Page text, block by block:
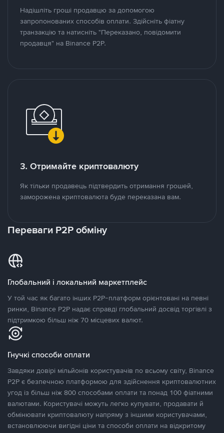
Надішліть гроші продавцю за допомогою
запропонованих способів оплати. Здійсніть фіатну
транзакцію та натисніть "Переказано, повідомити
продавця" на Binance P2P.
3. Отримайте криптовалюту
Як тільки продавець підтвердить отримання грошей,
заморожена криптовалюта буде переказана вам.
Переваги P2P обміну
Глобальний і локальний маркетплейс
У той час як багато інших P2P-платформ орієнтовані на певні
ринки, Binance P2P надає справді глобальний досвід торгівлі з
підтримкою більш ніж 70 місцевих валют.
Гнучкі способи оплати
Завдяки довірі мільйонів користувачів по всьому світу, Binance
P2P є безпечною платформою для здійснення криптовалютних
угод із більш ніж 800 способами оплати та понад 100 фіатними
валютами. Користувачі можуть легко купувати, продавати й
обмінювати криптовалюту напряму з іншими користувачами,
встановлюючи вигідні ціни та способи оплати на відкритому